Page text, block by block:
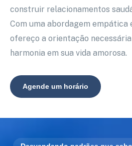
construir relacionamentos
Com uma abordagem empática
ofereço a orientação
harmonia em sua vida amorosa.
Agende um horário